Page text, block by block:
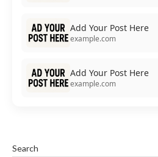
Add Your Post Here
example.com
Add Your Post Here
example.com
Search